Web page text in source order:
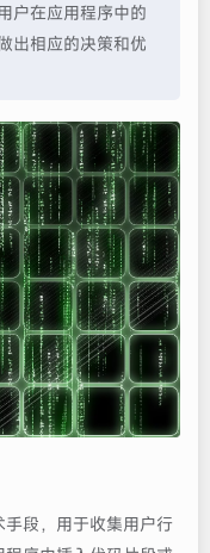
户在应用程序中的
出相应的决策和优
段，用于收集用户行